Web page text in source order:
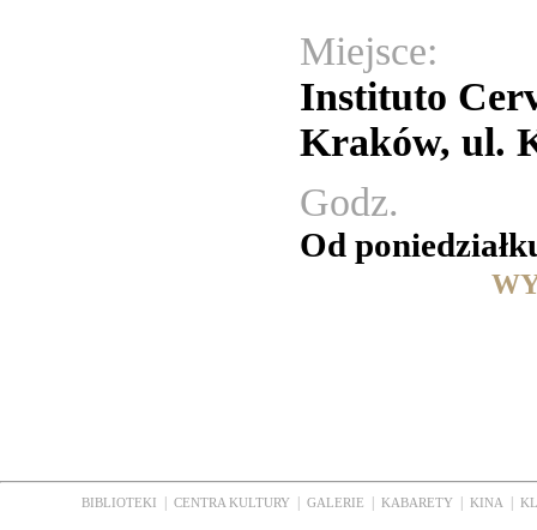
Miejsce:
Instituto
Kraków, ul.
Godz.
Od
BIBLIOTEKI CENTRA KULTURY GALERIE KABARETY KINA